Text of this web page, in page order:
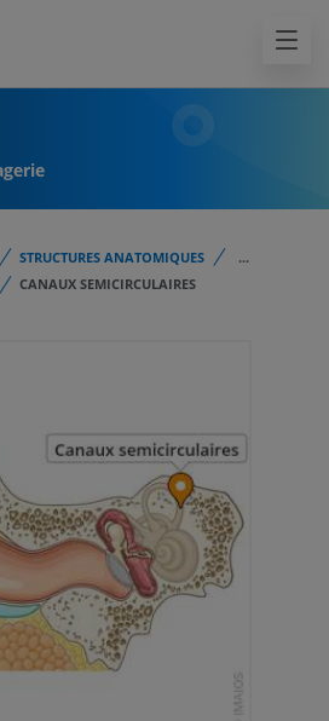
STRUCTURES ANATOMIQUES
...
CANAUX SEMICIRCULAIRES